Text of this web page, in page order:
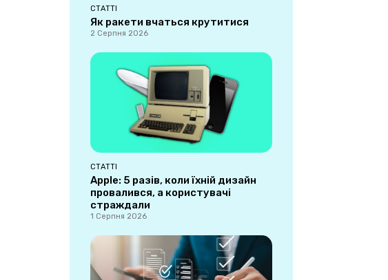
СТАТТІ
Як ракети вчаться крутитися
2 Серпня 2026
СТАТТІ
Apple: 5 разів, коли їхній дизайн
провалився, а користувачі
страждали
1 Серпня 2026